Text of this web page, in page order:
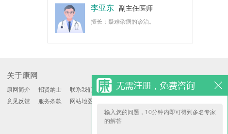
李亚东 副主任医师
擅长：疑难杂病的诊治。
关于康网
康网简介 招贤纳士
联系我们
意见反馈
服务条款 网站地图